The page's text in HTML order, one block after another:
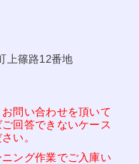
上篠路12番地
問い合わせを頂いて
回答できないケース
い。
ング作業でご入庫い